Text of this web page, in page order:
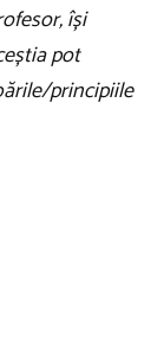
își
pot
principiile